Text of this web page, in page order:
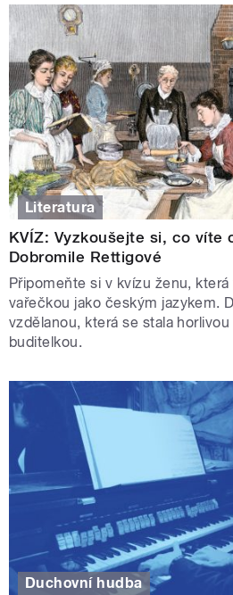
Literatura
KVÍZ: Vyzkoušejte si, co víte
Dobromile Rettigové
Připomeňte si v kvízu ženu,
vařečkou jako českým jazykem.
vzdělanou, která se stala
buditelkou.
Duchovní hudba